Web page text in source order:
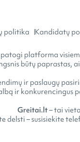
politika Kandidatų
platforma
būtų paprastas,
ir paslaugų
ir konkurencingus
Greitai.lt– tai
delsti – susisiekite